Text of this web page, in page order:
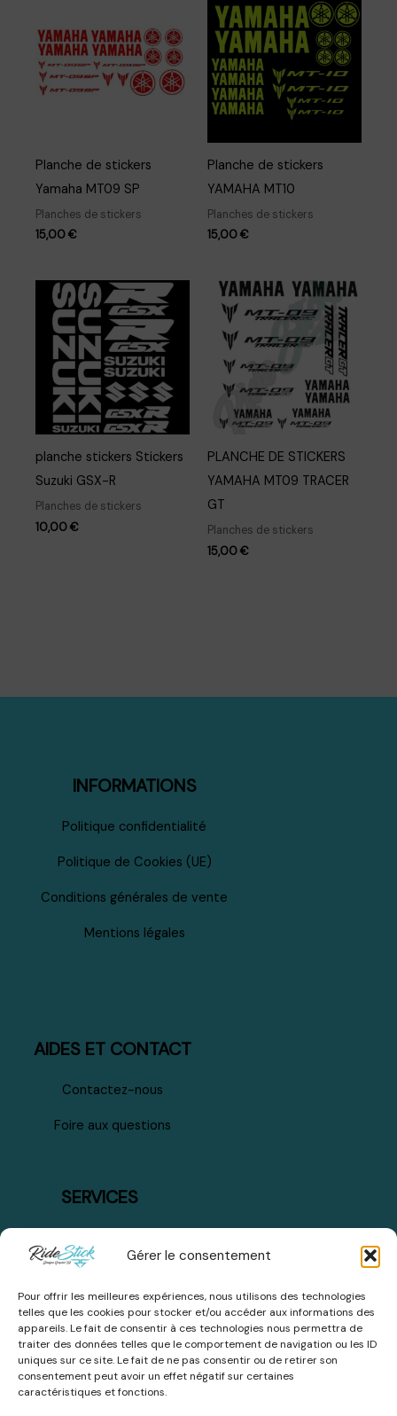
Gérer le consentement
Pour offrir les meilleures expériences, nous utilisons des technologies
telles que les cookies pour stocker et/ou accéder aux informations des
appareils. Le fait de consentir à ces technologies nous permettra de
traiter des données telles que le comportement de navigation ou les ID
uniques sur ce site. Le fait de ne pas consentir ou de retirer son
consentement peut avoir un effet négatif sur certaines
caractéristiques et fonctions.
Planche de stickers
Yamaha MT09 SP
Planches de stickers
15,00€
Planche de stickers
YAMAHA MT10
Planches de stickers
15,00€
planche stickers Stickers
Suzuki GSX-R
Planches de stickers
10,00€
PLANCHE DE STICKERS
YAMAHA MT09 TRACER
GT
Planches de stickers
15,00€
INFORMATIONS
Politique confidentialité
Politique de Cookies (UE)
Conditions générales de vente
Mentions légales
AIDES ET CONTACT
Contactez-nous
Foire aux questions
SERVICES
Plan du site
Livraison et retours